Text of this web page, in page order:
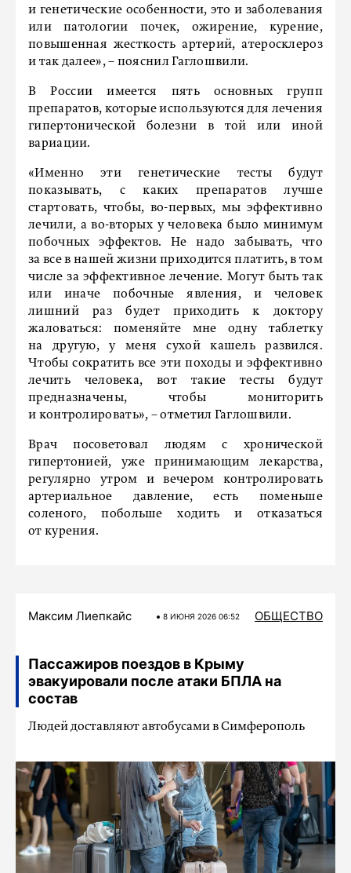
и генетические особенности, это и заболевания
или патологии почек, ожирение, курение,
повышенная жесткость артерий, атеросклероз
и так далее», – пояснил Гаглошвили.
В России имеется пять основных групп
препаратов, которые используются для лечения
гипертонической болезни в той или иной
вариации.
«Именно эти генетические тесты будут
показывать, с каких препаратов лучше
стартовать, чтобы, во-первых, мы эффективно
лечили, а во-вторых у человека было минимум
побочных эффектов. Не надо забывать, что
за все в нашей жизни приходится платить, в том
числе за эффективное лечение. Могут быть так
или иначе побочные явления, и человек
лишний раз будет приходить к доктору
жаловаться: поменяйте мне одну таблетку
на другую, у меня сухой кашель развился.
Чтобы сократить все эти походы и эффективно
лечить человека, вот такие тесты будут
предназначены, чтобы мониторить
и контролировать», – отметил Гаглошвили.
Врач посоветовал людям с хронической
гипертонией, уже принимающим лекарства,
регулярно утром и вечером контролировать
артериальное давление, есть поменьше
соленого, побольше ходить и отказаться
от курения.
Максим Лиепкайс 8 ИЮНЯ 2026 06:52 ОБЩЕСТВО
Пассажиров поездов в Крыму
эвакуировали после атаки БПЛА на
состав
Людей доставляют автобусами в Симферополь